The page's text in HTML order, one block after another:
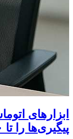
ابزارهای
پیگیری‌ها را تا ۵۰ درصد کاهش دادند